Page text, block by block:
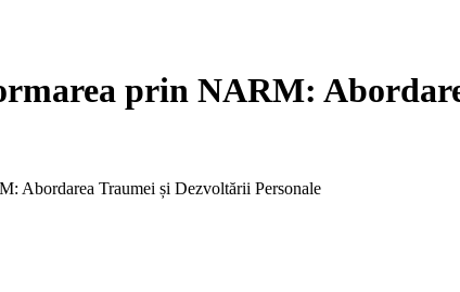
prin NARM:
Abordarea Traumei și Dezvoltării Personale